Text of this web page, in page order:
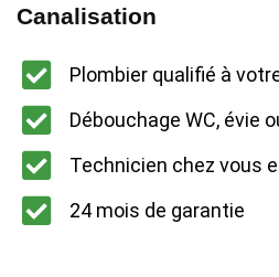
Canalisation
Plombier qualifié à
Débouchage WC, évie
Technicien chez vous
24 mois de garantie